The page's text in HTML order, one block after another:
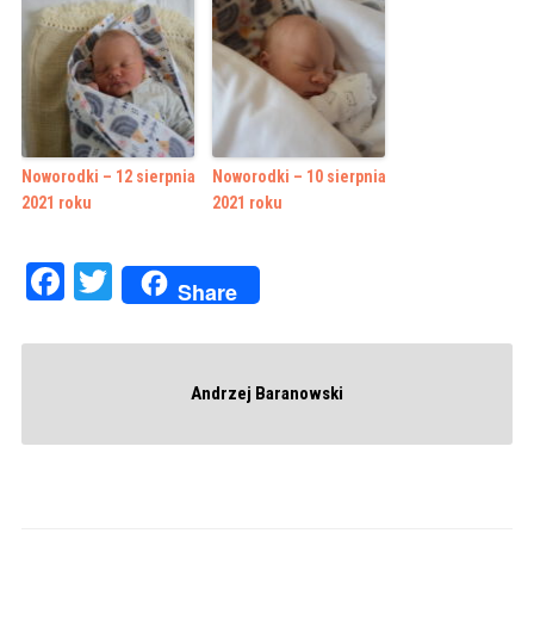
Noworodki – 12 sierpnia
2021 roku
Noworodki – 10 sierpnia
2021 roku
Facebook
Twitter
Share
Andrzej Baranowski